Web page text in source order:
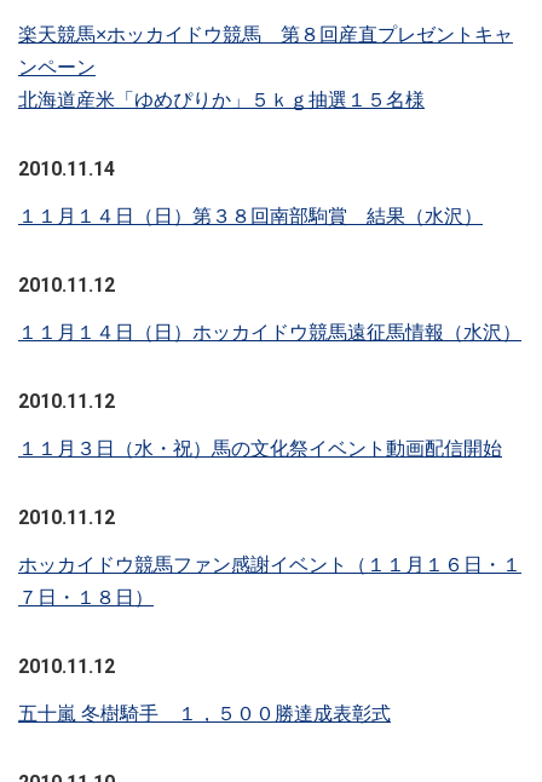
楽天競馬×ホッカイドウ競馬 第８回産直プレゼントキャ
ンペーン
北海道産米「ゆめぴりか」５ｋｇ抽選１５名様
2010.11.14
１１月１４日（日）第３８回南部駒賞 結果（水沢）
2010.11.12
１１月１４日（日）ホッカイドウ競馬遠征馬情報（水沢）
2010.11.12
１１月３日（水・祝）馬の文化祭イベント動画配信開始
2010.11.12
ホッカイドウ競馬ファン感謝イベント（１１月１６日・１
７日・１８日）
2010.11.12
五十嵐 冬樹騎手 １，５００勝達成表彰式